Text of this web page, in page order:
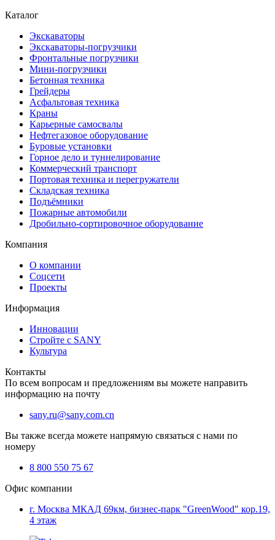
Каталог
Экскаваторы
Экскаваторы-погрузчики
Фронтальные погрузчики
Мини-погрузчики
Бетонная техника
Грейдеры
Асфальтовая техника
Краны
Карьерные самосвалы
Нефтегазовое оборудование
Буровые установки
Горное дело и туннелирование
Коммерческий транспорт
Портовая техника и перегружатели
Складская техника
Подъёмники
Пожарные автомобили
Дробильно-сортировочное оборудование
Компания
О компании
Соцсети
Проекты
Информация
Инновации
Стройте с SANY
Культура
Контакты
По всем вопросам и предложениям вы можете направить
информацию на почту
sany.ru@sany.com.cn
Вы также всегда можете напрямую связаться с нами по
номеру
8 800 550 75 67
Офис компании
г. Москва МКАД 69км, бизнес-парк "GreenWood" кор.19,
4 этаж